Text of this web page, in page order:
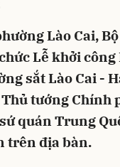
Lào Cai,
Lễ khởi
sắt Lào Cai -
tướng Chính
quán Trung
trên địa bàn.